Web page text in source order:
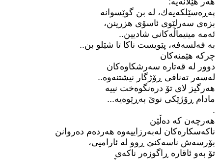
پەڕەسێلکەیەك، لە بن گوێسوانە
بزەی سەرلێوی ئاسۆی هزرینن،
ئەمە مینیماڵەکانی شادیین..
بە فەلسەفە، پێویست ناکا تا شێلو بن..
چرکە هێمنەکان
دوور لە قەتارە سەرشکاوەکان
لەسەر تەنافی ڕۆژگار نیشتنەوە..
هەرگیز لای تۆ درەنگوەخت نییە
مادام ڕۆژێکی نوێ بەڕێوەیە...
.
هەرچەن کە دەڵێن
ناکەسکارەکان لەبەرزاییەوە هەردەم دەروانن
بۆرسەش ناسەکنێ ڕوو لە ئارامیی،
تۆ بەو ئاقارە ڕاگوزەر ناکەی